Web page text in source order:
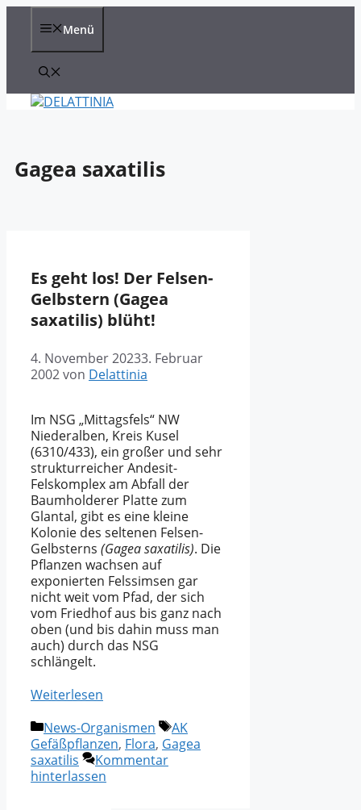
Zum
Menü
Gagea saxatilis
Es geht los! Der Felsen-
Gelbstern (Gagea
saxatilis) blüht!
4. November 20233. Februar
2002von Delattinia
Im NSG „Mittagsfels“ NW
Niederalben, Kreis Kusel
(6310/433), ein großer und sehr
strukturreicher Andesit-
Felskomplex am Abfall der
Baumholderer Platte zum
Glantal, gibt es eine kleine
Kolonie des seltenen Felsen-
Gelbsterns (Gagea saxatilis). Die
Pflanzen wachsen auf
exponierten Felssimsen gar
nicht weit vom Pfad, der sich
vom Friedhof aus bis ganz nach
oben (und bis dahin muss man
auch) durch das NSG
schlängelt.
Weiterlesen
Kategorien
News-Organismen Schlagwörter
AK
Gefäßpflanzen, Flora, Gagea
saxatilis
Kommentar
hinterlassen